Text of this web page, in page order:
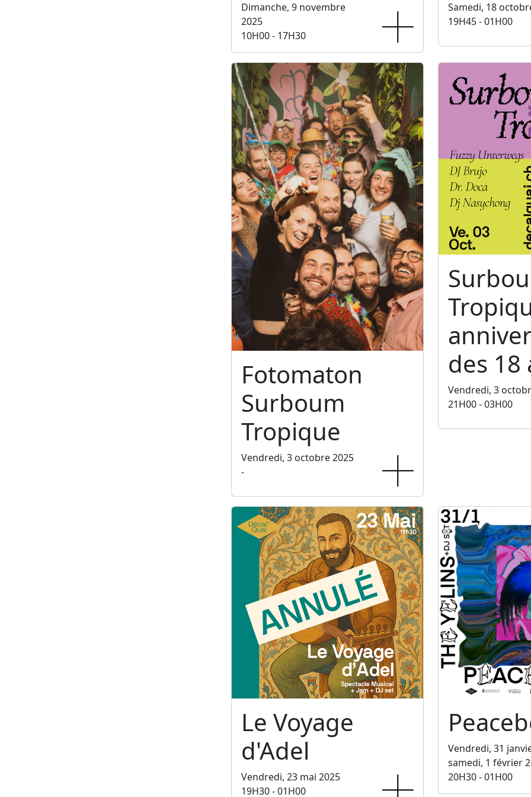
Dimanche, 9 novembre
2025
10H00 - 17H30
Samedi, 18
19H45 - 01H00
Fotomaton
Surboum
Tropique
Vendredi, 3 octobre 2025
-
des 18
Vendredi, 3
21H00 - 03H00
Le Voyage
d'Adel
Vendredi, 23 mai 2025
19H30 - 01H00
Vendredi, 31
samedi, 1 février
20H30 - 01H00